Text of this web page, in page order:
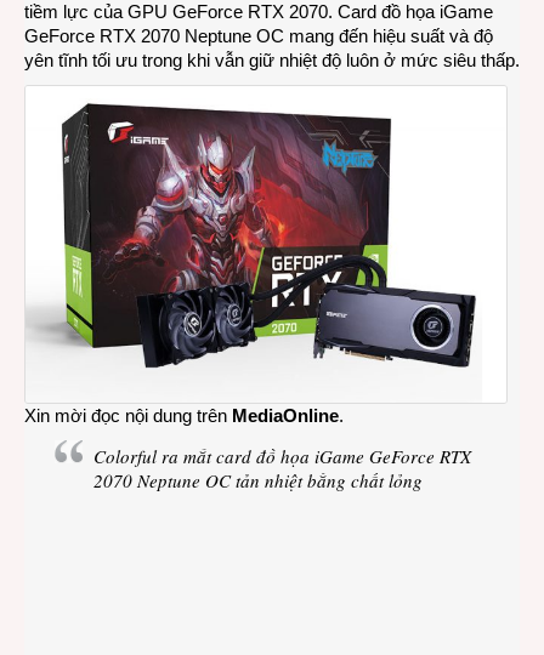
tiềm lực của GPU GeForce RTX 2070. Card đồ họa iGame
GeForce RTX 2070 Neptune OC mang đến hiệu suất và độ
yên tĩnh tối ưu trong khi vẫn giữ nhiệt độ luôn ở mức siêu thấp.
Xin mời đọc nội dung trên MediaOnline.
Colorful ra mắt card đồ họa iGame GeForce RTX
2070 Neptune OC tản nhiệt bằng chất lỏng